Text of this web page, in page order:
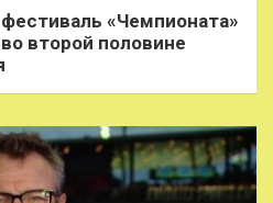
«Чемпионата»
второй половине